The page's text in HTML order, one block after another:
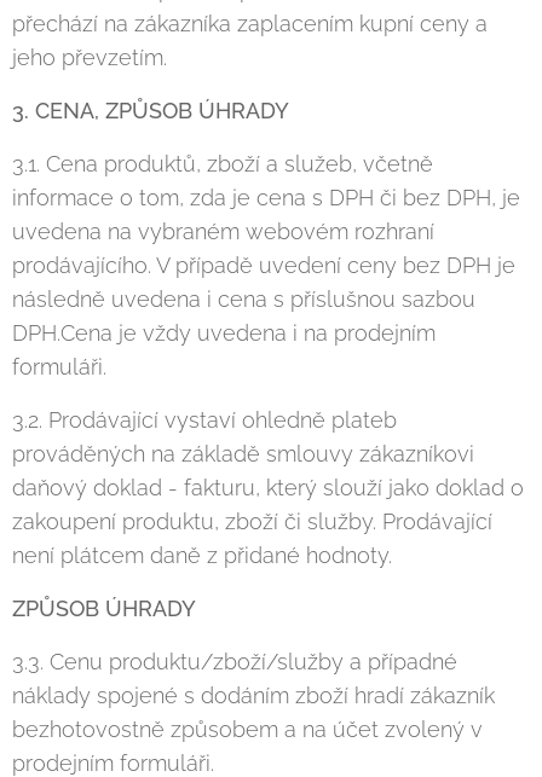
přechází na zákazníka zaplacením kupní ceny a
jeho převzetím.
3. CENA, ZPŮSOB ÚHRADY
3.1. Cena produktů, zboží a služeb, včetně
informace o tom, zda je cena s DPH či bez DPH, je
uvedena na vybraném webovém rozhraní
prodávajícího. V případě uvedení ceny bez DPH je
následně uvedena i cena s příslušnou sazbou
DPH.Cena je vždy uvedena i na prodejním
formuláři.
3.2. Prodávající vystaví ohledně plateb
prováděných na základě smlouvy zákazníkovi
daňový doklad - fakturu, který slouží jako doklad o
zakoupení produktu, zboží či služby. Prodávající
není plátcem daně z přidané hodnoty.
ZPŮSOB ÚHRADY
3.3. Cenu produktu/zboží/služby a případné
náklady spojené s dodáním zboží hradí zákazník
bezhotovostně způsobem a na účet zvolený v
prodejním formuláři.